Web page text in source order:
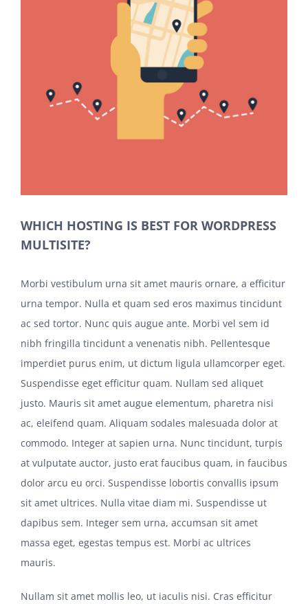
WHICH HOSTING IS BEST FOR WORDPRESS
MULTISITE?
Morbi vestibulum urna sit amet mauris ornare, a efficitur
urna tempor. Nulla et quam sed eros maximus tincidunt
ac sed tortor. Nunc quis augue ante. Morbi vel sem id
nibh fringilla tincidunt a venenatis nibh. Pellentesque
imperdiet purus enim, ut dictum ligula ullamcorper eget.
Suspendisse eget efficitur quam. Nullam sed aliquet
justo. Mauris sit amet augue elementum, pharetra nisi
ac, eleifend quam. Aliquam sodales malesuada dolor at
commodo. Integer at sapien urna. Nunc tincidunt, turpis
at vulputate auctor, justo erat faucibus quam, in faucibus
dolor arcu eu orci. Suspendisse lobortis convallis ipsum
sit amet ultrices. Nulla vitae diam mi. Suspendisse ut
dapibus sem. Integer sem urna, accumsan sit amet
massa eget, egestas tempus est. Morbi ac ultrices
mauris.
Nullam sit amet mollis leo, ut iaculis nisi. Cras efficitur